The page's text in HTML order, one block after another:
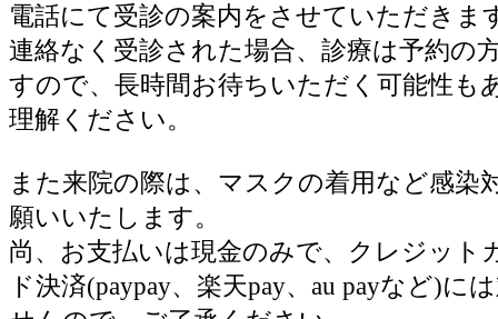
電話にて受診の案内をさせていただきま
連絡なく受診された場合、診療は予約の
すので、長時間お待ちいただく可能性も
理解ください。
また来院の際は、マスクの着用など感染
願いいたします。
尚、お支払いは現金のみで、クレジット
ド決済(paypay、楽天pay、au payなど)に